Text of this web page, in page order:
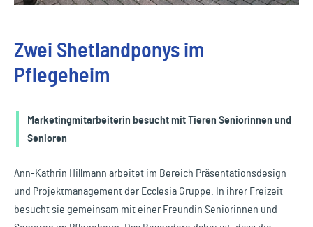
Zwei Shetlandponys im
Pflegeheim
Marketingmitarbeiterin besucht mit Tieren Seniorinnen und
Senioren
Ann-Kathrin Hillmann arbeitet im Bereich Präsentationsdesign
und Projektmanagement der Ecclesia Gruppe. In ihrer Freizeit
besucht sie gemeinsam mit einer Freundin Seniorinnen und